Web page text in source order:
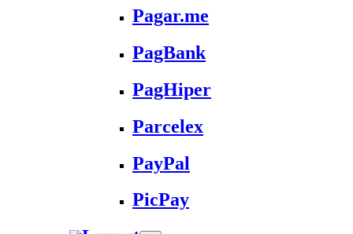
Pagar.me
PagBank
PagHiper
Parcelex
PayPal
PicPay